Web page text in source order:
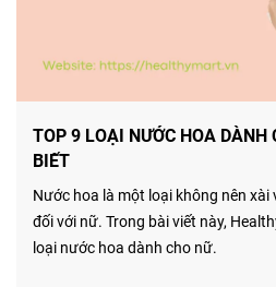
TOP 9 LOẠI NƯỚC HOA DÀNH
BIẾT
Nước hoa là một loại không nên xài
đối với nữ. Trong bài viết này,
loại nước hoa dành cho nữ.